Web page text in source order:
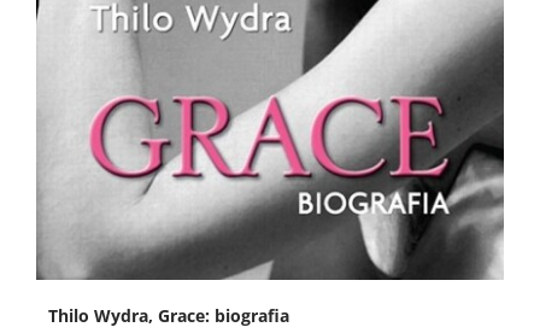
Thilo Wydra, Grace: biografia